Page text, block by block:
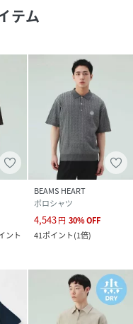
た画像をご参照くだ
ソコンなどの閲覧環境
場合がございます。
テム
ント
BEAMS HEART
ポロシャツ
4,543円 30%OFF
41ポイント(1倍)